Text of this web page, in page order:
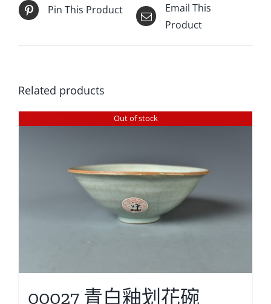
Pin This Product
Email This
Product
Related products
Out of stock
00027 青白釉划花碗